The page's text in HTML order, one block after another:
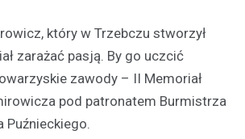
który w Trzebczu stworzył
zarażać pasją. By go uczcić
zawody – II Memoriał
pod patronatem Burmistrza
Puźnieckiego.